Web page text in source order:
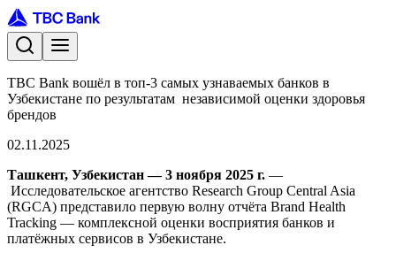
TBC Bank вошёл в топ-3 самых узнаваемых банков в
Узбекистане по результатам независимой оценки здоровья
брендов
02.11.2025
Ташкент, Узбекистан — 3 ноября 2025 г. —
Исследовательское агентство Research Group Central Asia
(RGCA) представило первую волну отчёта Brand Health
Tracking — комплексной оценки восприятия банков и
платёжных сервисов в Узбекистане.